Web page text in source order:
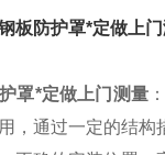
板防护罩*定做上
罩*定做上门测量
，通过一定的结